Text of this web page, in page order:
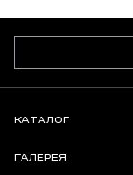
КАТАЛОГ
ГАЛЕРЕЯ